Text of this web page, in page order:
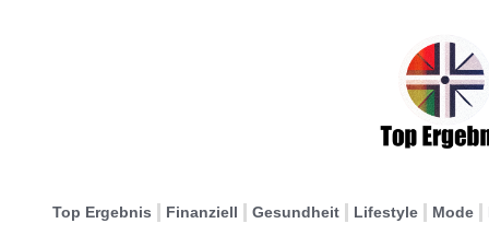
Top Ergebnis Finanziell Gesundheit Lifestyle Mode